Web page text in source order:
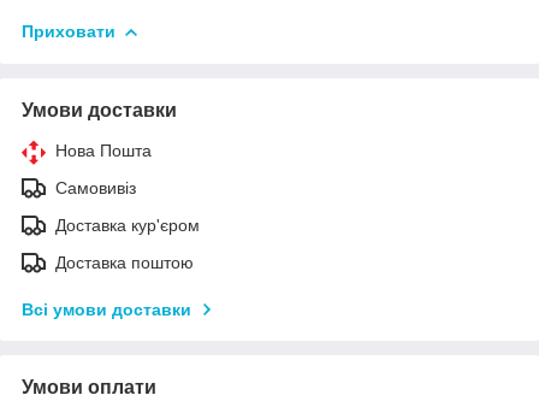
Приховати
Умови доставки
Нова Пошта
Самовивіз
Доставка кур'єром
Доставка поштою
Всі умови доставки
Умови оплати